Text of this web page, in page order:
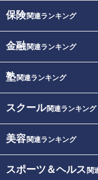
保険関連ランキング
金融関連ランキング
塾関連ランキング
スクール関連ランキング
美容関連ランキング
スポーツ＆ヘルス 関